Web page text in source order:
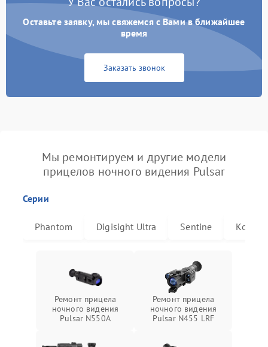
Оставьте заявку, мы свяжемся с Вами в ближайшее
время
Заказать звонок
Мы ремонтируем и другие модели
прицелов ночного видения Pulsar
Серии
Phantom Digisight Ultra Sentine Комбат
Ремонт прицела
ночного видения
Pulsar N550A
Ремонт прицела
ночного видения
Pulsar N455 LRF